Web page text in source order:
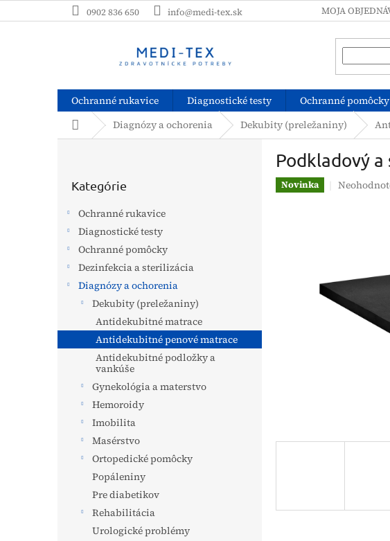
na
0902 836 650 info@medi-tex.sk MOJA
Ochranné rukavice Diagnostické testy Ochranné pomôcky
DomovDiagnózy a ochorenia Dekubity (preležaniny)
kategórie
Kategórie
Ochranné rukavice
Diagnostické testy
Ochranné pomôcky
Dezinfekcia a sterilizácia
Diagnózy a ochorenia
Dekubity (preležaniny)
Antidekubitné matrace
Antidekubitné penové matrace
Antidekubitné podložky a
vankúše
Gynekológia a materstvo
Hemoroidy
Imobilita
Masérstvo
Ortopedické pomôcky
Popáleniny
Pre diabetikov
Rehabilitácia
Urologické problémy
Podkladový
Novinka
Priemerné